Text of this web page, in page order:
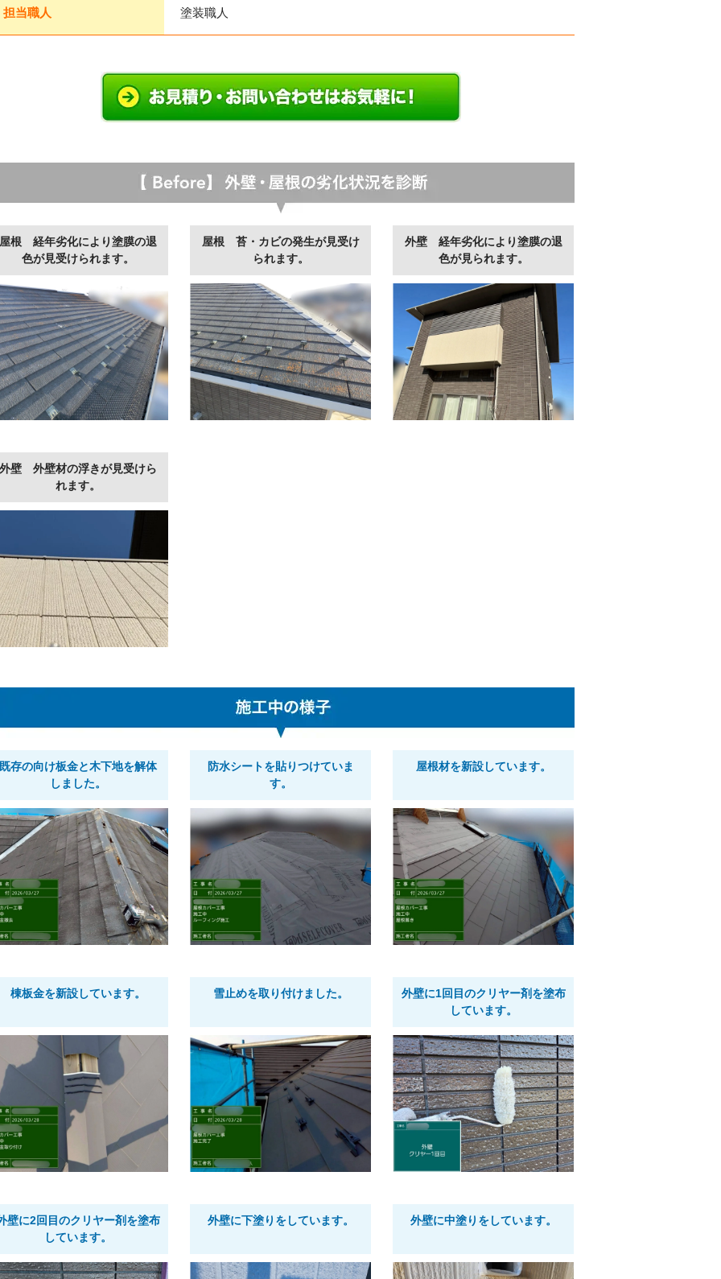
担当職人 塗装職人
根 経年劣化により塗膜の退
色が見受けられます。
屋根 苔・カビの発生が見受け
られます。
外壁 経年劣化により塗膜の退
色が見られます。
壁 外壁材の浮きが見受けら
れます。
存の向け板金と木下地を解体
しました。
防水シートを貼りつけていま
す。
屋根材を新設しています。
棟板金を新設しています。 雪止めを取り付けました。
外壁に1回目のクリヤー剤を塗布
しています。
壁に2回目のクリヤー剤を塗布
しています。
外壁に下塗りをしています。 外壁に中塗りをしています。